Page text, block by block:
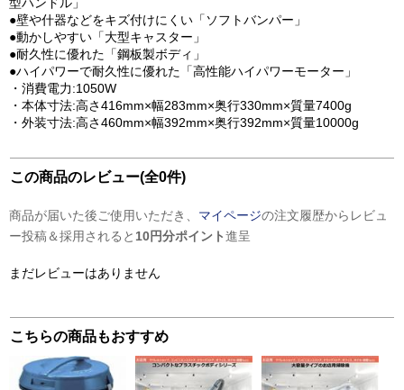
●壁や什器などをキズ付けにくい「ソフトバンパー」
●動かしやすい「大型キャスター」
●耐久性に優れた「鋼板製ボディ」
●ハイパワーで耐久性に優れた「高性能ハイパワーモーター」
・消費電力:1050W
・本体寸法:高さ416mm×幅283mm×奥行330mm×質量7400g
・外装寸法:高さ460mm×幅392mm×奥行392mm×質量10000g
この商品のレビュー(全0件)
商品が届いた後ご使用いただき、 マイページの注文履歴からレビュ
ー投稿＆採用されると 10円分ポイント進呈
まだレビューはありません
こちらの商品もおすすめ